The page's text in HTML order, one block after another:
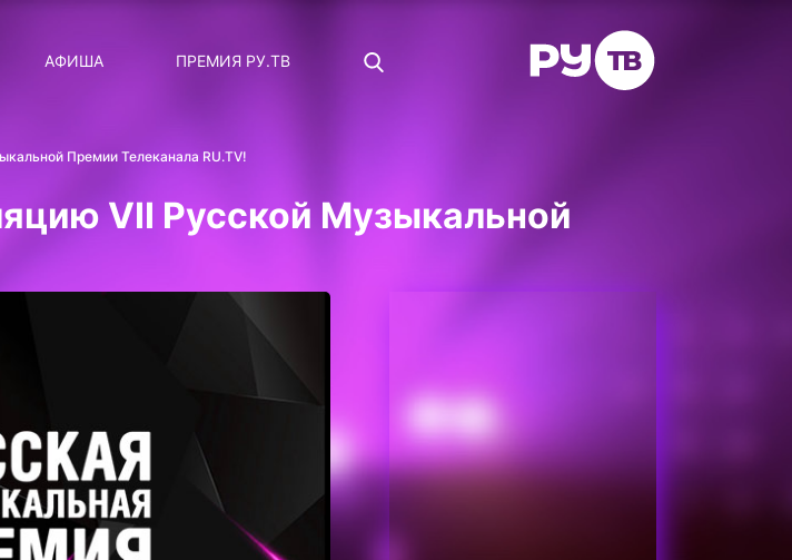
АФИША ПРЕМИЯ РУ.ТВ
Премии Телеканала RU.TV!
VII Русской Музыкальной